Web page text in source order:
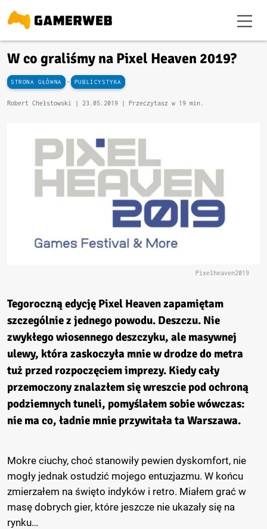
W co graliśmy na Pixel Heaven 2019?
STRONA GŁÓWNA - PUBLICYSTYKA
Robert Chełstowski | 23.05.2019 | Przeczytasz w 19 min.
Pixelheaven2019
Tegoroczną edycję Pixel Heavenzapamiętam
szczególnie z jednego powodu. Deszczu. Nie
zwykłego wiosennego deszczyku, ale masywnej
ulewy, która zaskoczyła mnie w drodze do metra
tuż przed rozpoczęciem imprezy. Kiedy cały
przemoczony znalazłem się wreszcie pod ochroną
podziemnych tuneli, pomyślałem sobie wówczas:
nie ma co, ładnie mnie przywitała ta Warszawa.
Mokre ciuchy, choć stanowiły pewien dyskomfort, nie
mogły jednak ostudzić mojego entuzjazmu. W końcu
zmierzałem na święto indyków i retro. Miałem grać w
masę dobrych gier, które jeszcze nie ukazały się na
rynku…